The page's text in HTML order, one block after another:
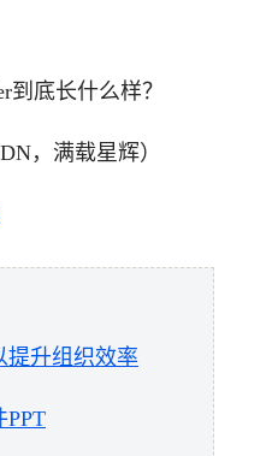
，满载星辉）
提升组织效率